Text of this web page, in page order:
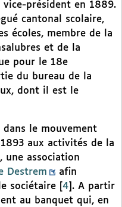
président en 1889.
cantonal scolaire,
écoles, membre de la
et de la
pour le 18e
du bureau de la
dont il est le
le mouvement
aux activités de la
une association
Destrem
afin
sociétaire
4 . A partir
au banquet qui, en